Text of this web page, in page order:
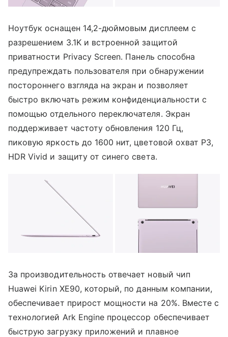
Ноутбук оснащен 14,2-дюймовым дисплеем с
разрешением 3.1K и встроенной защитой
приватности Privacy Screen. Панель способна
предупреждать пользователя при обнаружении
постороннего взгляда на экран и позволяет
быстро включать режим конфиденциальности с
помощью отдельного переключателя. Экран
поддерживает частоту обновления 120 Гц,
пиковую яркость до 1600 нит, цветовой охват P3,
HDR Vivid и защиту от синего света.
За производительность отвечает новый чип
Huawei Kirin XE90, который, по данным компании,
обеспечивает прирост мощности на 20%. Вместе с
технологией Ark Engine процессор обеспечивает
быструю загрузку приложений и плавное